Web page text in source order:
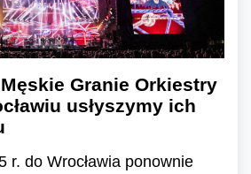
Granie Orkiestry
usłyszymy ich
r. do Wrocławia ponownie